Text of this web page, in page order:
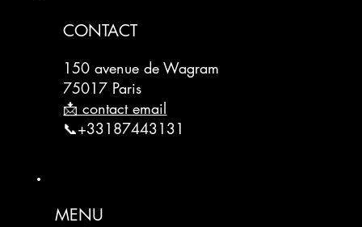
CONTACT
150 avenue de Wagram
75017 Paris
📩 contact email
📞+33187443131
MENU